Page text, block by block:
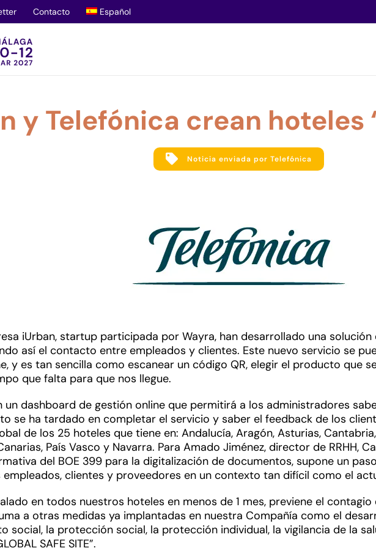
Contacto Español
y Telefónica crean hoteles
Noticia enviada por Telefónica
iUrban, startup participada por Wayra, han desarrollado una
así el contacto entre empleados y clientes. Este nuevo servicio se
y es tan sencilla como escanear un código QR, elegir el producto que
que falta para que nos llegue.
un dashboard de gestión online que permitirá a los administradores
se ha tardado en completar el servicio y saber el feedback de los
de los 25 hoteles que tiene en: Andalucía, Aragón, Asturias,
País Vasco y Navarra. Para Amado Jiménez, director de RRHH,
del BOE 399 para la digitalización de documentos, supone un
clientes y proveedores en un contexto tan difícil como el
en todos nuestros hoteles en menos de 1 mes, previene el
a otras medidas ya implantadas en nuestra Compañía como el
social, la protección social, la protección individual, la vigilancia de la
SAFE SITE”.